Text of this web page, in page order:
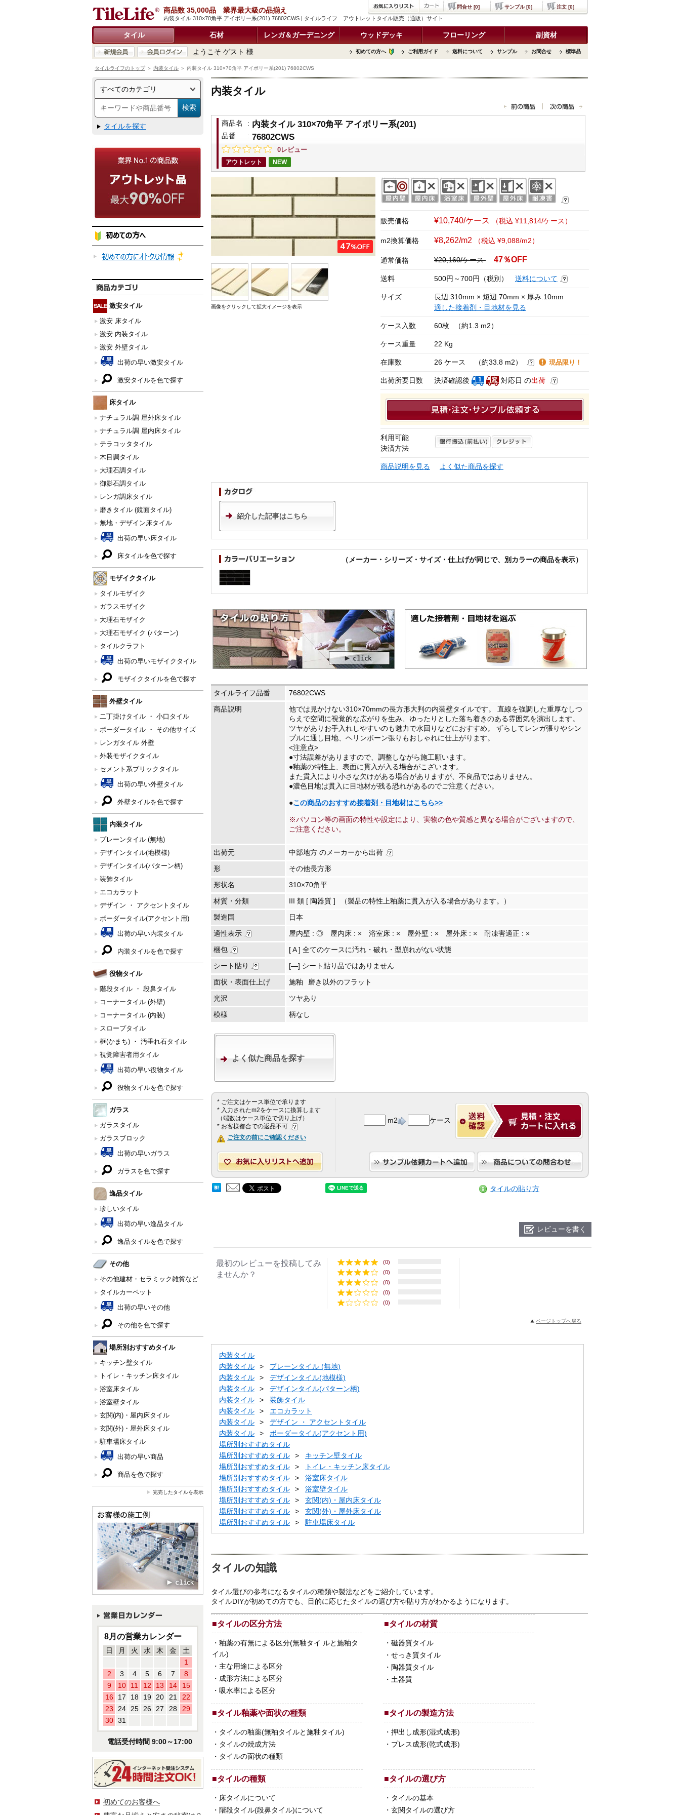
内装タイル 310×70角平 アイボリー系(201) 76802CWS | タイルライフ アウトレットタイル販売（通販）サイト
商品数 35,000品 業界最大級の品揃え
タイル 石材 レンガ＆ガーデニング ウッドデッキ フローリング 副資材
ようこそ ゲスト 様 初めての方へ ご利用ガイド 送料について サンプル お問合せ 標準品
問合せ [0] サンプル [0] 注文 [0]
タイルライフのトップ＞ 内装タイル ＞ 内装タイル 310×70角平 アイボリー系(201) 76802CWS
タイルを探す
激安タイル
激安 床タイル
激安 内装タイル
激安 外壁タイル
出荷の早い激安タイル
激安タイルを色で探す
床タイル
ナチュラル調 屋外床タイル
ナチュラル調 屋内床タイル
テラコッタタイル
木目調タイル
大理石調タイル
御影石調タイル
レンガ調床タイル
磨きタイル (鏡面タイル)
無地・デザイン床タイル
出荷の早い床タイル
床タイルを色で探す
モザイクタイル
タイルモザイク
ガラスモザイク
大理石モザイク
大理石モザイク (パターン)
タイルクラフト
出荷の早いモザイクタイル
モザイクタイルを色で探す
外壁タイル
二丁掛けタイル ・ 小口タイル
ボーダータイル ・ その他サイズ
レンガタイル 外壁
外装モザイクタイル
セメント系ブリックタイル
出荷の早い外壁タイル
外壁タイルを色で探す
内装タイル
プレーンタイル (無地)
デザインタイル(地模様)
デザインタイル(パターン柄)
装飾タイル
エコカラット
デザイン ・ アクセントタイル
ボーダータイル(アクセント用)
出荷の早い内装タイル
内装タイルを色で探す
役物タイル
階段タイル ・ 段鼻タイル
コーナータイル (外壁)
コーナータイル (内装)
スロープタイル
框(かまち) ・ 汚垂れ石タイル
視覚障害者用タイル
出荷の早い役物タイル
役物タイルを色で探す
ガラス
ガラスタイル
ガラスブロック
出荷の早いガラス
ガラスを色で探す
逸品タイル
珍しいタイル
出荷の早い逸品タイル
逸品タイルを色で探す
その他
その他建材・セラミック雑貨など
タイルカーペット
出荷の早いその他
その他を色で探す
場所別おすすめタイル
キッチン壁タイル
トイレ・キッチン床タイル
浴室床タイル
浴室壁タイル
玄関(内)・屋内床タイル
玄関(外)・屋外床タイル
駐車場床タイル
出荷の早い商品
商品を色で探す
完売したタイルを表示
8月の営業カレンダー
日 月 火 水 木 金
土
1
2
3 4 5 6 7
8
9
10 11 12 13 14
15
16
17 18 19 20 21
22
23
24 25 26 27 28
29
30 31
電話受付時間 9:00～17:00
初めてのお客様へ
内装タイル
商品名 : 内装タイル 310×70角平 アイボリー系(201)
品番 : 76802CWS
0レビュー
アウトレット NEW
画像をクリックして拡大イメージを表示
販売価格 ¥10,740/ケース （税込 ¥11,814/ケース）
m2換算価格 ¥8,262/m2 （税込 ¥9,088/m2）
通常価格 ¥20,160/ケース 47％OFF
送料 500円～700円（税別） 送料について
サイズ
長辺:310mm × 短辺:70mm × 厚み:10mm
適した接着剤・目地材を見る
ケース入数 60枚 （約1.3 m2）
ケース重量 22 Kg
在庫数 26 ケース （約33.8 m2） 現品限り！
出荷所要日数 決済確認後 対応日 の出荷
利用可能
決済方法
商品説明を見る よく似た商品を探す
紹介した記事はこちら
（メーカー・シリーズ・サイズ・仕上げが同じで、別カラーの商品を表示）
タイルライフ品番
76802CWS
商品説明
他では見かけない310×70mmの長方形大判の内装壁タイルです。 直線を強調した重厚なしつ
らえで空間に視覚的な広がりを生み、ゆったりとした落ち着きのある雰囲気を演出します。
ツヤがありお手入れしやすいのも魅力で水回りなどにおすすめ。 ずらしてレンガ張りやシン
プルに通し目地、ヘリンボーン張りもおしゃれに仕上がります。
<注意点>
●寸法誤差がありますので、調整しながら施工願います。
●釉薬の特性上、表面に貫入が入る場合がこざいます。
また貫入により小さな欠けがある場合がありますが、不良品ではありません。
●濃色目地は貫入に目地材が残る恐れがあるのでご注意ください。
●この商品のおすすめ接着剤・目地材はこちら>>
※パソコン等の画面の特性や設定により、実物の色や質感と異なる場合がございますので、
ご注意ください。
出荷元
中部地方 のメーカーから出荷
形
その他長方形
形状名
310×70角平
材質・分類
III 類 [ 陶器質 ]
（製品の特性上釉薬に貫入が入る場合があります。）
製造国
日本
適性表示
屋内壁 : ◎ 屋内床 : × 浴室床 : × 屋外壁 : × 屋外床 : × 耐凍害適正 : ×
梱包
[ A ] 全てのケースに汚れ・破れ・型崩れがない状態
シート貼り
[―] シート貼り品ではありません
面状・表面仕上げ
施釉
磨き以外のフラット
光沢
ツヤあり
模様
柄なし
よく似た商品を探す
* ご注文はケース単位で承ります
* 入力されたm2をケースに換算します
（端数はケース単位で切り上げ）
* お客様都合での返品不可
ご注文の前にご確認ください
m2 ケース
タイルの貼り方
レビューを書く
最初のレビューを投稿してみ
ませんか？
(0)
(0)
(0)
(0)
(0)
ページトップへ戻る
内装タイル
内装タイル
プレーンタイル (無地)
内装タイル
デザインタイル(地模様)
内装タイル
デザインタイル(パターン柄)
内装タイル
装飾タイル
内装タイル
エコカラット
内装タイル
デザイン ・ アクセントタイル
内装タイル
ボーダータイル(アクセント用)
場所別おすすめタイル
場所別おすすめタイル
キッチン壁タイル
場所別おすすめタイル
トイレ・キッチン床タイル
場所別おすすめタイル
浴室床タイル
場所別おすすめタイル
浴室壁タイル
場所別おすすめタイル
玄関(内)・屋内床タイル
場所別おすすめタイル
玄関(外)・屋外床タイル
場所別おすすめタイル
駐車場床タイル
タイルの知識
タイル選びの参考になるタイルの種類や製法などをご紹介しています。
タイルDIYが初めての方でも、目的に応じたタイルの選び方や貼り方がわかるようになります。
■タイルの区分方法
・ 釉薬の有無による区分(無釉タイ ルと施釉タ
イル)
・ 主な用途による区分
・ 成形方法による区分
・ 吸水率による区分
■タイルの材質
・ 磁器質タイル
・ せっき質タイル
・ 陶器質タイル
・ 土器質
■タイル釉薬や面状の種類
・ タイルの釉薬(無釉タイルと施釉タイル)
・ タイルの焼成方法
・ タイルの面状の種類
■タイルの製造方法
・ 押出し成形(湿式成形)
・ プレス成形(乾式成形)
■タイルの種類
・ 床タイルについて
・ 階段タイル(段鼻タイル)について
■タイルの選び方
・ タイルの基本
・ 玄関タイルの選び方